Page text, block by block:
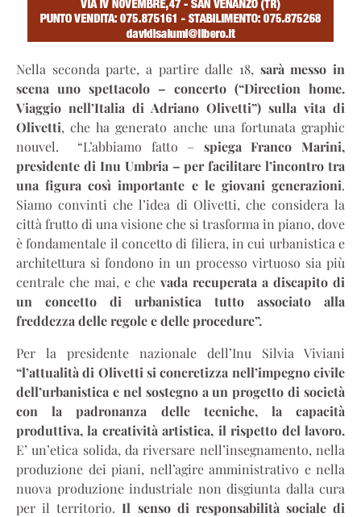
Nella seconda parte, a partire dalle 18, sarà messo in
scena uno spettacolo – concerto (“Direction home.
Viaggio nell’Italia di Adriano Olivetti”) sulla vita di
Olivetti, che ha generato anche una fortunata graphic
nouvel. “L’abbiamo fatto – spiega Franco Marini,
presidente di Inu Umbria – per facilitare l’incontro tra
una figura così importante e le giovani generazioni.
Siamo convinti che l’idea di Olivetti, che considera la
città frutto di una visione che si trasforma in piano, dove
è fondamentale il concetto di filiera, in cui urbanistica e
architettura si fondono in un processo virtuoso sia più
centrale che mai, e che vada recuperata a discapito di
un concetto di urbanistica tutto associato alla
freddezza delle regole e delle procedure”.
Per la presidente nazionale dell’Inu Silvia Viviani
“l’attualità di Olivetti si concretizza nell’impegno civile
dell’urbanistica e nel sostegno a un progetto di società
con la padronanza delle tecniche, la capacità
produttiva, la creatività artistica, il rispetto del lavoro.
E’ un’etica solida, da riversare nell’insegnamento, nella
produzione dei piani, nell’agire amministrativo e nella
nuova produzione industriale non disgiunta dalla cura
per il territorio. Il senso di responsabilità sociale di